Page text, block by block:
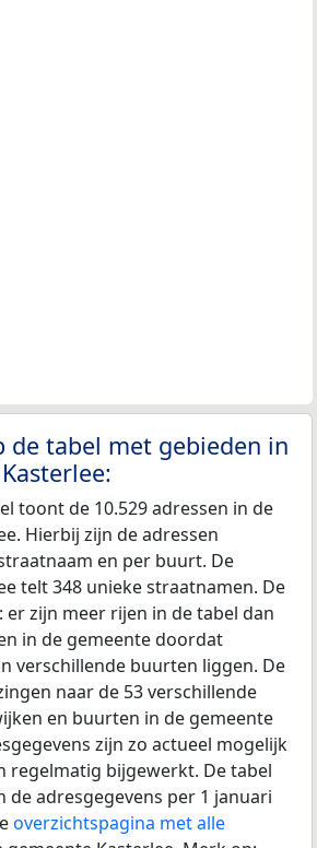
de tabel met gebieden in
toont de 10.529 adressen in de
Hierbij zijn de adressen
en per buurt. De
telt 348 unieke straatnamen. De
er zijn meer rijen in de tabel dan
in de gemeente doordat
verschillende buurten liggen. De
naar de 53 verschillende
en buurten in de gemeente
zijn zo actueel mogelijk
regelmatig bijgewerkt. De tabel
de adresgegevens per 1 januari
overzichtspagina met alle